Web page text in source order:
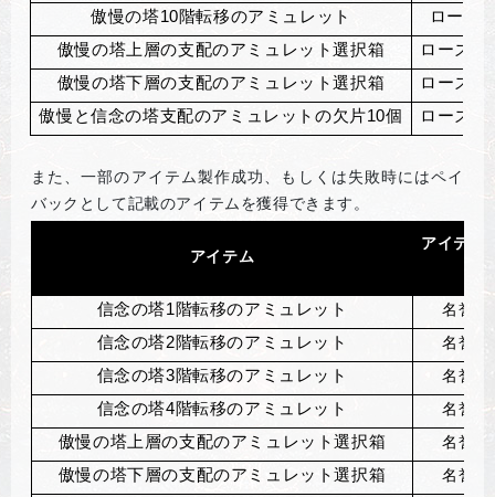
傲慢の塔10階転移のアミュレット
ローズ
傲慢の塔上層の支配のアミュレット選択箱
ローズマ
傲慢の塔下層の支配のアミュレット選択箱
ローズマ
傲慢と信念の塔支配のアミュレットの欠片10個
ローズマ
また、一部のアイテム製作成功、もしくは失敗時にはペイ
バックとして記載のアイテムを獲得できます。
アイテム
アイテム
信念の塔1階転移のアミュレット
名誉の
信念の塔2階転移のアミュレット
名誉の
信念の塔3階転移のアミュレット
名誉の
信念の塔4階転移のアミュレット
名誉の
傲慢の塔上層の支配のアミュレット選択箱
名誉の
傲慢の塔下層の支配のアミュレット選択箱
名誉の